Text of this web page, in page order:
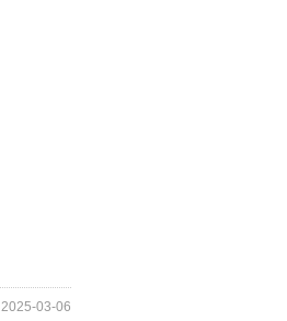
2025-03-06